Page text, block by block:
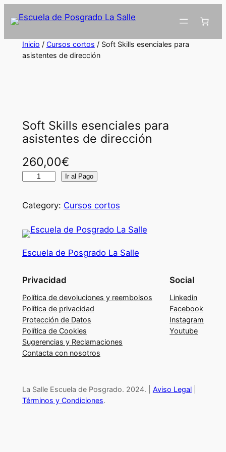
Inicio / Cursos cortos / Soft Skills esenciales para
asistentes de dirección
Soft Skills esenciales para
asistentes de dirección
260,00€
f
S
i
l
s
e
s
e
n
a
l
Ir al Pago
Category: Cursos cortos
Escuela de Posgrado La Salle
Privacidad
Política de devoluciones y reembolsos
Política de privacidad
Protección de Datos
Política de Cookies
Sugerencias y Reclamaciones
Contacta con nosotros
Social
Linkedin
Facebook
Instagram
Youtube
La Salle Escuela de Posgrado. 2024. | Aviso Legal|
Términos y Condiciones.